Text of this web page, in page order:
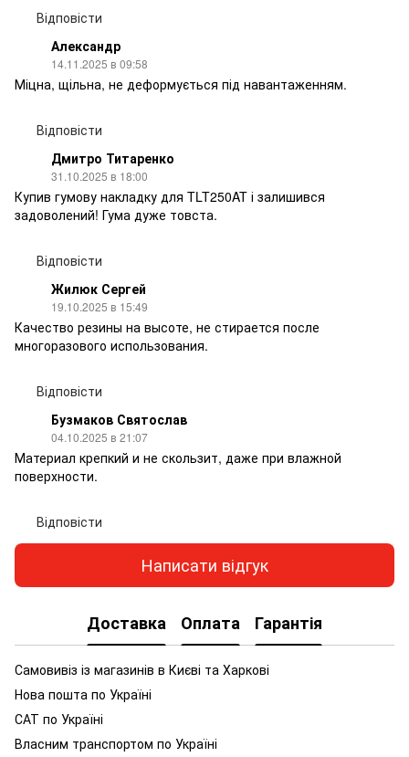
Відповісти
Александр
14.11.2025 в 09:58
Міцна, щільна, не деформується під навантаженням.
Відповісти
Дмитро Титаренко
31.10.2025 в 18:00
Купив гумову накладку для TLT250AT і залишився
задоволений! Гума дуже товста.
Відповісти
Жилюк Сергей
19.10.2025 в 15:49
Качество резины на высоте, не стирается после
многоразового использования.
Відповісти
Бузмаков Святослав
04.10.2025 в 21:07
Материал крепкий и не скользит, даже при влажной
поверхности.
Відповісти
Написати відгук
Доставка Оплата Гарантія
Самовивіз із магазинів в Києві та Харкові
Нова пошта по Україні
САТ по Україні
Власним транспортом по Україні